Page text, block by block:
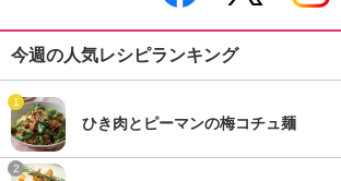
今週の人気レシピランキング
1
ひき肉とピーマンの梅コチュ麺
2